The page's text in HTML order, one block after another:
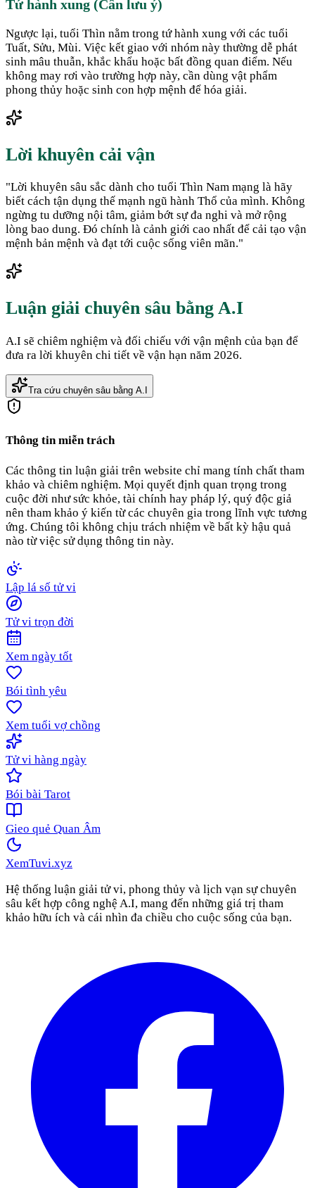
Tứ hành xung (Cần lưu ý)
Ngược lại, tuổi Thìn nằm trong tứ hành xung với các tuổi
Tuất, Sửu, Mùi. Việc kết giao với nhóm này thường dễ phát
sinh mâu thuẫn, khắc khẩu hoặc bất đồng quan điểm. Nếu
không may rơi vào trường hợp này, cần dùng vật phẩm
phong thủy hoặc sinh con hợp mệnh để hóa giải.
Lời khuyên cải vận
"Lời khuyên sâu sắc dành cho tuổi Thìn Nam mạng là hãy
biết cách tận dụng thế mạnh ngũ hành Thổ của mình. Không
ngừng tu dưỡng nội tâm, giảm bớt sự đa nghi và mở rộng
lòng bao dung. Đó chính là cảnh giới cao nhất để cải tạo vận
mệnh bản mệnh và đạt tới cuộc sống viên mãn."
Luận giải chuyên sâu bằng A.I
A.I sẽ chiêm nghiệm và đối chiếu với vận mệnh của bạn để
đưa ra lời khuyên chi tiết về vận hạn năm 2026.
Tra cứu chuyên sâu bằng A.I
Thông tin miễn trách
Các thông tin luận giải trên website chỉ mang tính chất tham
khảo và chiêm nghiệm. Mọi quyết định quan trọng trong
cuộc đời như sức khỏe, tài chính hay pháp lý, quý độc giả
nên tham khảo ý kiến từ các chuyên gia trong lĩnh vực tương
ứng. Chúng tôi không chịu trách nhiệm về bất kỳ hậu quả
nào từ việc sử dụng thông tin này.
Lập lá số tử vi
Tử vi trọn đời
Xem ngày tốt
Bói tình yêu
Xem tuổi vợ chồng
Tử vi hàng ngày
Bói bài Tarot
Gieo quẻ Quan Âm
XemTuvi.xyz
Hệ thống luận giải tử vi, phong thủy và lịch vạn sự chuyên
sâu kết hợp công nghệ A.I, mang đến những giá trị tham
khảo hữu ích và cái nhìn đa chiều cho cuộc sống của bạn.